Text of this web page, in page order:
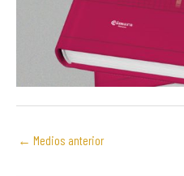
← Medios anterior